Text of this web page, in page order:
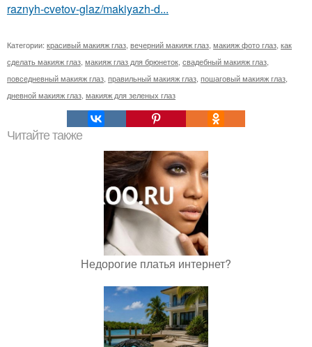
raznyh-cvetov-glaz/makiyazh-d...
Категории: красивый макияж глаз вечерний макияж глаз макияж фото глаз как
сделать макияж глаз макияж глаз для брюнеток свадебный макияж глаз
повседневный макияж глаз правильный макияж глаз пошаговый макияж глаз
дневной макияж глаз макияж для зеленых глаз
Читайте также
Недорогие платья интернет?